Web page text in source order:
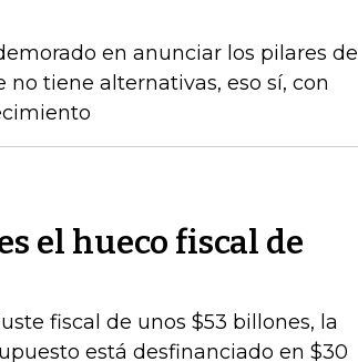
en anunciar los pilares de
tiene alternativas, eso sí, con
el hueco fiscal de
fiscal de unos $53 billones, la
está desfinanciado en $30